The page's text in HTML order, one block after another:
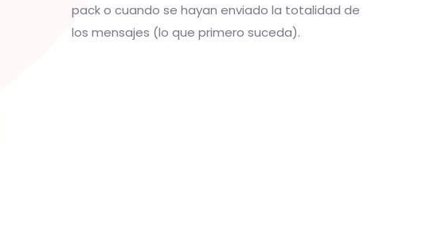
pack o cuando se hayan enviado la totalidad de
los mensajes (lo que primero suceda).